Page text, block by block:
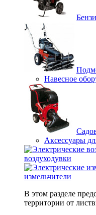
Навесное
Аксессуары
воздуходувки
измельчители
В этом разделе
территории от